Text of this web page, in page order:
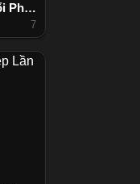
SIRO-4003 Sinh Viên 20 Tuổi Phun Nước Dâm Lần Đầu
7